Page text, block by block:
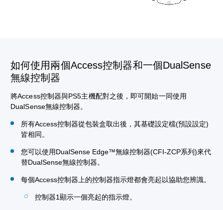
如何使用兩個Access控制器和一個DualSense
無線控制器
將Access控制器與PS5主機配對之後，即可開始一同使用
DualSense無線控制器。
所有Access控制器從包裝盒取出後，其基礎設定檔(預設設定)
皆相同。
您可以使用DualSense Edge™無線控制器(CFI-ZCP系列)來代
替DualSense無線控制器。
每個Access控制器上的控制器指示燈都會亮起以協助您辨識。
控制器1顯示一個亮起的指示燈。